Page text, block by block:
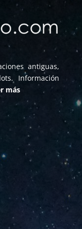
antiguas,
Información
más